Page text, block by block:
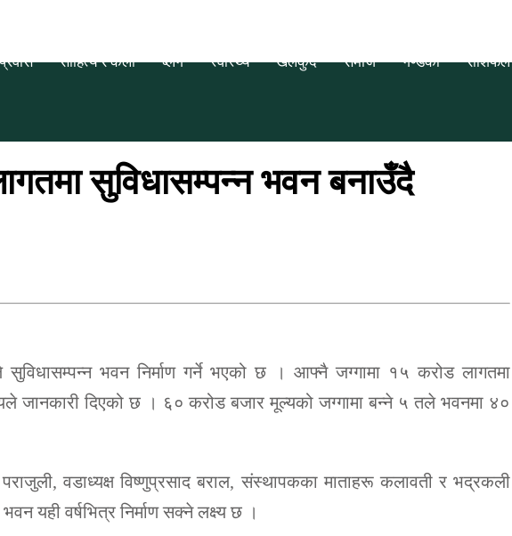
प्रवास साहित्य र कला ब्लग स्वास्थ्य खेलकुद समाज गण्डकी राशिफल
सुविधासम्पन्न भवन बनाउँदै
भवन निर्माण गर्ने भएको छ । आफ्नै जग्गामा १५ करोड लागतमा
जानकारी दिएको छ । ६० करोड बजार मूल्यको जग्गामा बन्ने ५ तले भवनमा ४०
वडाध्यक्ष विष्णुप्रसाद बराल, संस्थापकका माताहरू कलावती र भद्रकली
यही वर्षभित्र निर्माण सक्ने लक्ष्य छ ।